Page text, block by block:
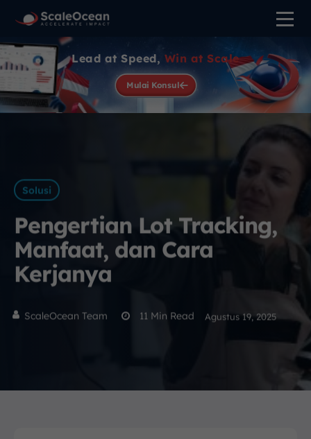
Lead at Speed, Win at Scale
Mulai Konsul
Solusi
Pengertian Lot Tracking,
Manfaat, dan Cara
Kerjanya
ScaleOcean Team 11 Min Read Agustus 19, 2025